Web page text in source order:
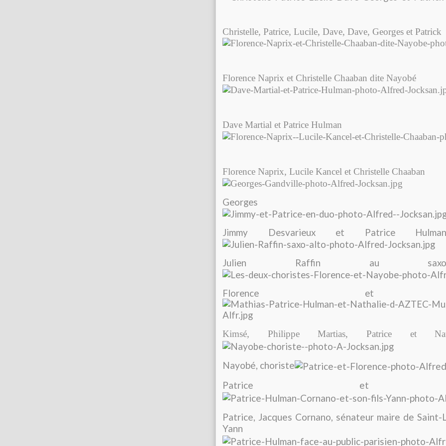
Christelle, Patrice, Lucile, Dave, Dave, Georges et Patrick
Florence Naprix et Christelle Chaaban dite Nayobé
Dave Martial et Patrice Hulman
Florence Naprix, Lucile Kancel et Christelle Chaaban
Georges
Jimmy Desvarieux et Patrice
Julien Raffin au
Florence et
Kimsé, Philippe Martias, Patrice et
Nayobé, choriste
Patrice et
Patrice, Jacques Cornano, sénateur maire de
Yann